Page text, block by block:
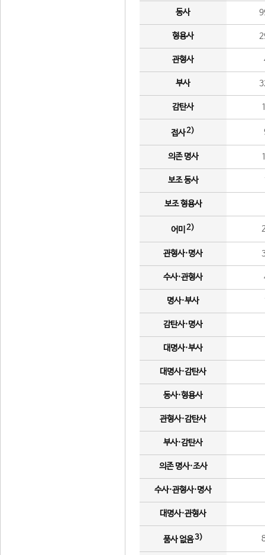
동사
형용사
관형사
부사
감탄사
접사2)
의존 명사
보조 동사
보조 형용사
어미 2)
관형사·명사
수사·관형사
명사·부사
감탄사·명사
대명사·부사
대명사·감탄사
동사·형용사
관형사·감탄사
부사·감탄사
의존 명사·조사
수사·관형사·명사
대명사·관형사
품사 없음3)